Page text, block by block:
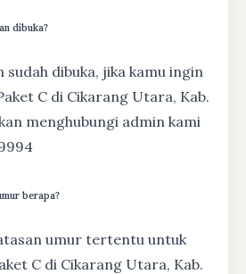
dibuka?
sudah dibuka, jika kamu ingin
C di Cikarang Utara, Kab.
menghubungi admin kami
berapa?
umur tertentu untuk
C di Cikarang Utara, Kab.